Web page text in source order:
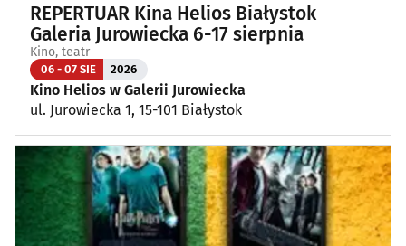
REPERTUAR Kina Helios Białystok
Galeria Jurowiecka 6-17 sierpnia
Kino, teatr
06 - 07 SIE 2026
Kino Helios w Galerii Jurowiecka
ul. Jurowiecka 1, 15-101 Białystok